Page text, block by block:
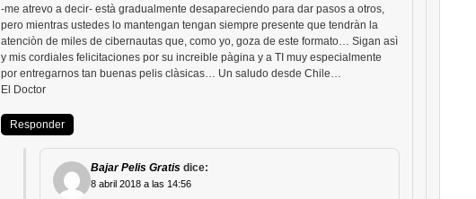
-me atrevo a decir- està gradualmente desapareciendo para dar pasos a otros,
pero mientras ustedes lo mantengan tengan siempre presente que tendràn la
atenciòn de miles de cibernautas que, como yo, goza de este formato… Sigan asì
y mis cordiales felicitaciones por su increible pàgina y a TI muy especialmente
por entregarnos tan buenas pelis clàsicas… Un saludo desde Chile…
El Doctor
Responder
Bajar Pelis Gratis dice:
8 abril 2018 a las 14:56